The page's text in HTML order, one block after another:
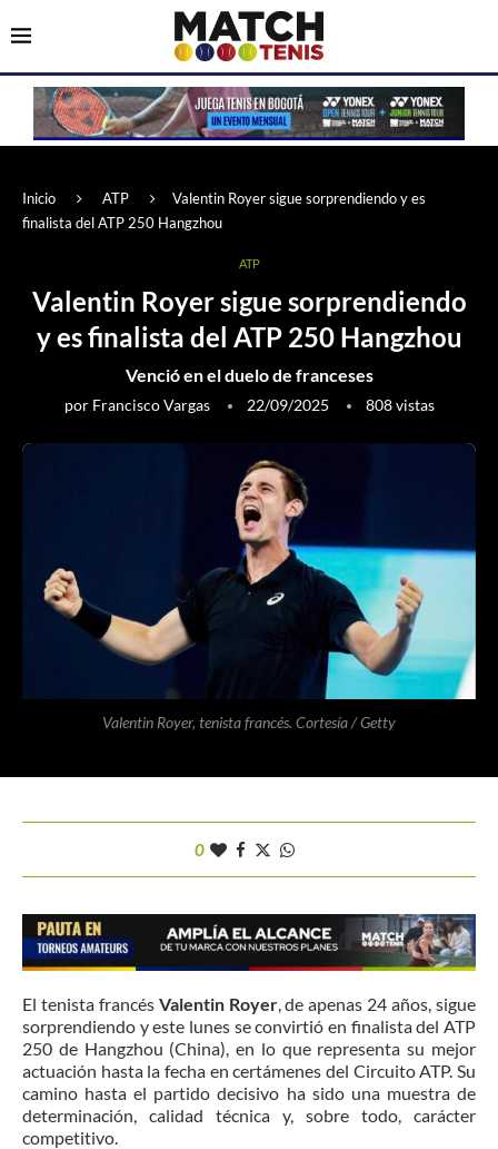
Inicio ATP
Valentin Royer sigue sorprendiendo y es
finalista del ATP 250 Hangzhou
ATP
Valentin Royer sigue sorprendiendo
y es finalista del ATP 250 Hangzhou
Venció en el duelo de franceses
por Francisco Vargas 22/09/2025 808vistas
Valentin Royer, tenista francés. Cortesía / Getty
0
El tenista francés Valentin Royer, de apenas 24 años, sigue
sorprendiendo y este lunes se convirtió en finalista del ATP
250 de Hangzhou (China), en lo que representa su mejor
actuación hasta la fecha en certámenes del Circuito ATP. Su
camino hasta el partido decisivo ha sido una muestra de
determinación, calidad técnica y, sobre todo, carácter
competitivo.